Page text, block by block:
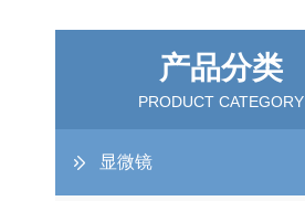
产品分类
PRODUCT CATEGORY
显微镜